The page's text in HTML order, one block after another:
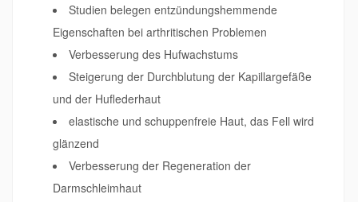
Studien belegen entzündungshemmende
Eigenschaften bei arthritischen Problemen
Verbesserung des Hufwachstums
Steigerung der Durchblutung der Kapillargefäße
und der Huflederhaut
elastische und schuppenfreie Haut, das Fell wird
glänzend
Verbesserung der Regeneration der
Darmschleimhaut